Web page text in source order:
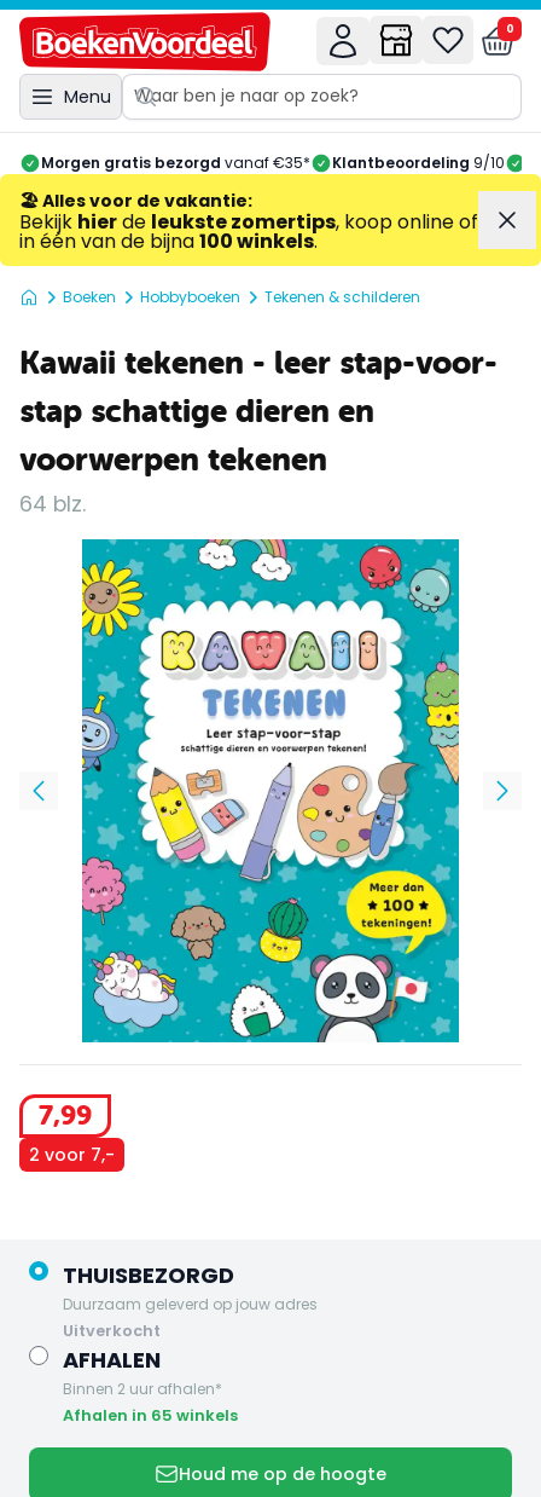
Menu
0
Morgen gratis bezorgd vanaf €35* Klantbeoordeling 9/10
🏖️ Alles voor de vakantie:
Bekijk hierde leukste zomertips, koop online of
in één van de bijna100 winkels.
Boeken Hobbyboeken Tekenen & schilderen
Kawaii tekenen - leer stap-voor-
stap schattige dieren en
voorwerpen tekenen
64 blz.
7,99
2 voor 7,-
THUISBEZORGD
Duurzaam geleverd op jouw adres
uitverkocht
AFHALEN
Binnen 2 uur afhalen*
Afhalen in 65 winkels
Houd me op de hoogte